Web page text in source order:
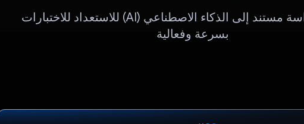
مساعد للدراسة مستند إلى الذكاء الاصطناعي (AI) للاستعداد للاختبارات
بسرعة وفعالية